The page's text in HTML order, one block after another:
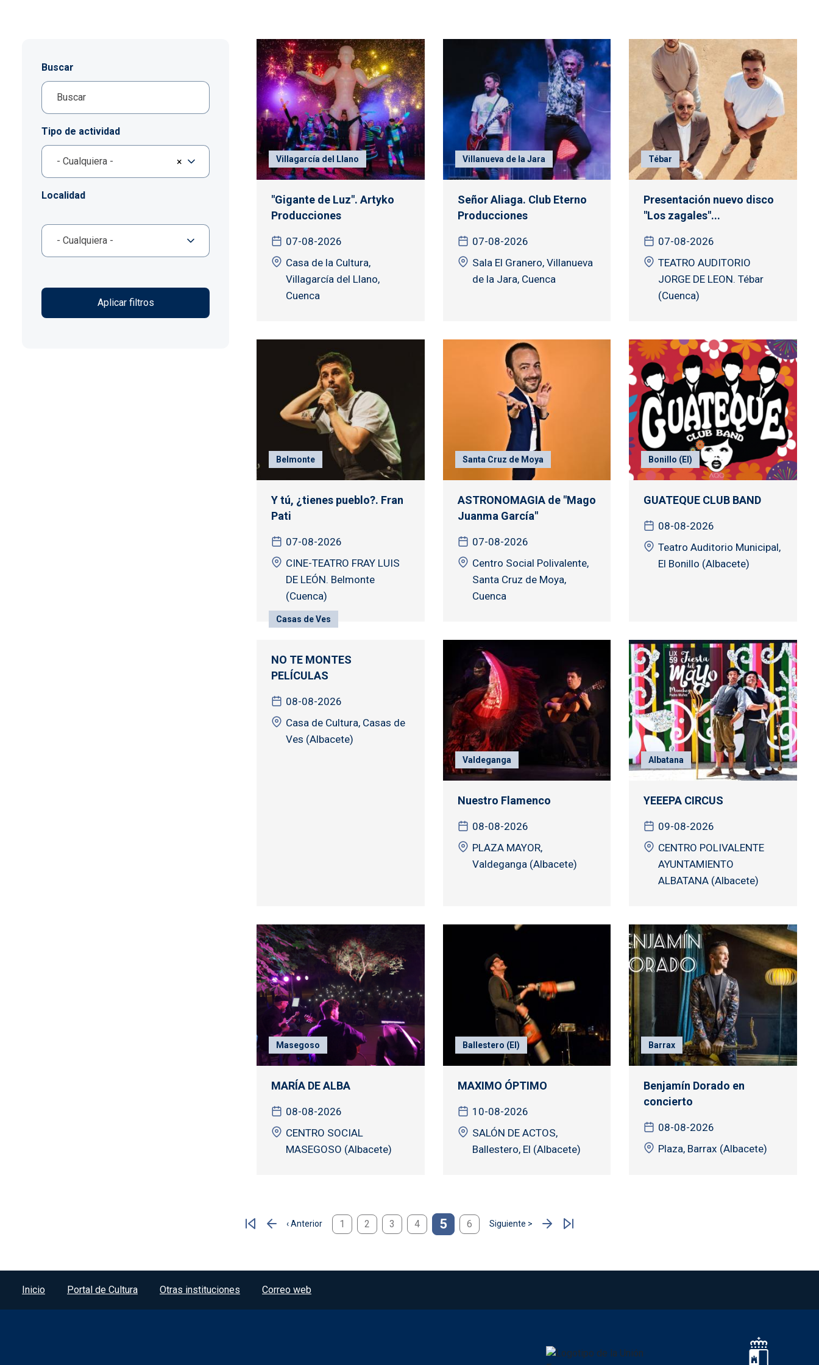
Buscar
Tipo de actividad
×
- Cualquiera -
Localidad
Villagarcía del Llano
"Gigante de Luz". Artyko
Producciones
07-08-2026
Casa de la Cultura,
Villagarcía del Llano,
Cuenca
Villanueva de la Jara
Señor Aliaga. Club Eterno
Producciones
07-08-2026
Sala El Granero, Villanueva
de la Jara, Cuenca
Tébar
Presentación nuevo disco
"Los zagales"...
07-08-2026
TEATRO AUDITORIO
JORGE DE LEON. Tébar
(Cuenca)
Belmonte
Y tú, ¿tienes pueblo?. Fran
Pati
07-08-2026
CINE-TEATRO FRAY LUIS
DE LEÓN. Belmonte
(Cuenca)
Santa Cruz de Moya
ASTRONOMAGIA de "Mago
Juanma García"
07-08-2026
Centro Social Polivalente,
Santa Cruz de Moya,
Cuenca
Bonillo (El)
GUATEQUE CLUB BAND
08-08-2026
Teatro Auditorio Municipal,
El Bonillo (Albacete)
Casas de Ves
NO TE MONTES
PELÍCULAS
08-08-2026
Casa de Cultura, Casas de
Ves (Albacete)
Valdeganga
Nuestro Flamenco
08-08-2026
PLAZA MAYOR,
Valdeganga (Albacete)
Albatana
YEEEPA CIRCUS
09-08-2026
CENTRO POLIVALENTE
AYUNTAMIENTO
ALBATANA (Albacete)
Masegoso
MARÍA DE ALBA
08-08-2026
CENTRO SOCIAL
MASEGOSO (Albacete)
Ballestero (El)
MAXIMO ÓPTIMO
10-08-2026
SALÓN DE ACTOS,
Ballestero, El (Albacete)
Barrax
Benjamín Dorado en
concierto
08-08-2026
Plaza, Barrax (Albacete)
‹ Anterior
Página anterior
1 2 3 4 5 6 Siguiente >
Siguiente página
Menú del pie
Inicio Portal de Cultura Otras instituciones Correo web